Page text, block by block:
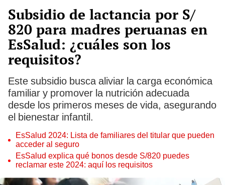
Subsidio de lactancia por S/
820 para madres peruanas en
EsSalud: ¿cuáles son los
requisitos?
Este subsidio busca aliviar la carga económica
familiar y promover la nutrición adecuada
desde los primeros meses de vida, asegurando
el bienestar infantil.
EsSalud 2024: Lista de familiares del titular que pueden
acceder al seguro
EsSalud explica qué bonos desde S/820 puedes
reclamar este 2024: aquí los requisitos